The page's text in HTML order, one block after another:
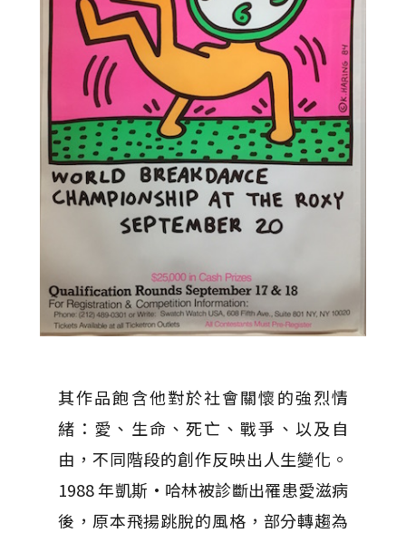
其作品飽含他對於社會關懷的強烈情
緒：愛、生命、死亡、戰爭、以及自
由，不同階段的創作反映出人生變化。
1988 年凱斯·哈林被診斷出罹患愛滋病
後，原本飛揚跳脫的風格，部分轉趨為